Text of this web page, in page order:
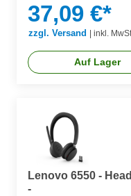
37,09 €*
zzgl. Versand inkl.
Auf Lager
Lenovo 6550 -
-